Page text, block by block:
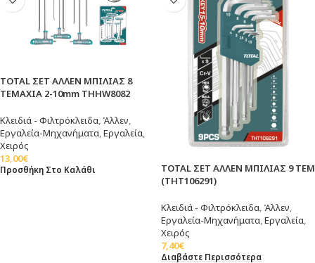
TOTAL ΣΕΤ ΑΛΛΕΝ ΜΠΙΛΙΑΣ 8
TEMAXIA 2-10mm THHW8082
Κλειδιά - Φιλτρόκλειδα, Άλλεν,
Εργαλεία-Μηχανήματα,Εργαλεία,
Χειρός
13,00€
Προσθήκη Στο Καλάθι
TOTAL ΣΕΤ ΑΛΛΕΝ ΜΠΙΛΙΑΣ 9 TEM
(THT106291)
Κλειδιά - Φιλτρόκλειδα, Άλλεν,
Εργαλεία-Μηχανήματα,Εργαλεία,
Χειρός
7,40€
Διαβάστε Περισσότερα